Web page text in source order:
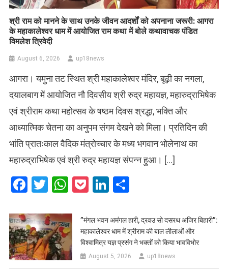
​श्री राम को मानने के साथ उनके जीवन आदर्शों को अपनाना जरूरी: आगरा
के महाकालेश्वर धाम में आयोजित राम कथा में बोले कथावाचक पंडित
विमलेश त्रिवेदी
August 6, 2026 up18news
आगरा। यमुना तट स्थित श्री महाकालेश्वर मंदिर, बूढ़ी का नगला,
दयालबाग में आयोजित नौ दिवसीय श्री रुद्र महायज्ञ, महारुद्राभिषेक
एवं श्रीराम कथा महोत्सव के षष्ठम दिवस श्रद्धा, भक्ति और
आध्यात्मिक चेतना का अनुपम संगम देखने को मिला। प्रतिदिन की
भांति प्रातःकाल वैदिक मंत्रोच्चार के मध्य भगवान भोलेनाथ का
महारुद्राभिषेक एवं श्री रुद्र महायज्ञ संपन्न हुआ। […]
Facebook
Twitter
WhatsApp
PocketLinkedIn
​”मंगल भवन अमंगल हारी, द्रवउ सो दसरथ अजिर बिहारी”:
महाकालेश्वर धाम में श्रीराम की बाल लीलाओं और
विश्वामित्र यज्ञ प्रसंग ने भक्तों को किया भावविभोर
August 5, 2026 up18news